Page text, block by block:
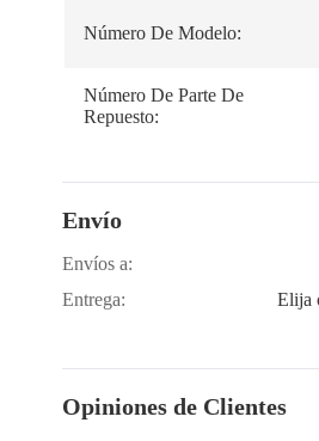
Número De Modelo:
Número De Parte De
Repuesto:
Envío
Envíos a:
Entrega:
Elija
Opiniones de Clientes